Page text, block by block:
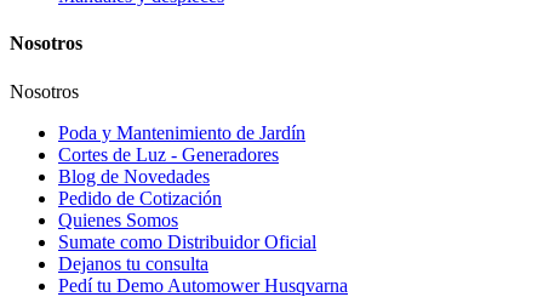
Nosotros
Nosotros
Poda y Mantenimiento de Jardín
Cortes de Luz - Generadores
Blog de Novedades
Pedido de Cotización
Quienes Somos
Sumate como Distribuidor Oficial
Dejanos tu consulta
Pedí tu Demo Automower Husqvarna